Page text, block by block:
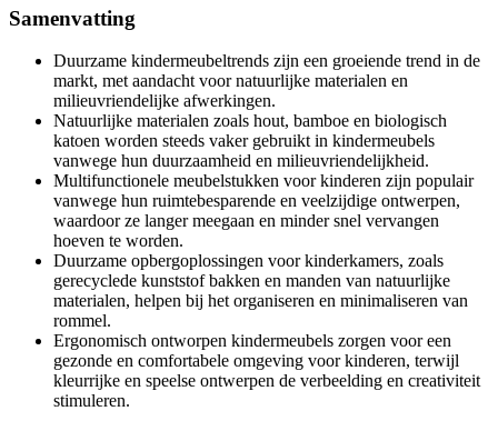
Samenvatting
Duurzame kindermeubeltrends zijn een groeiende trend in de
markt, met aandacht voor natuurlijke materialen en
milieuvriendelijke afwerkingen.
Natuurlijke materialen zoals hout, bamboe en biologisch
katoen worden steeds vaker gebruikt in kindermeubels
vanwege hun duurzaamheid en milieuvriendelijkheid.
Multifunctionele meubelstukken voor kinderen zijn populair
vanwege hun ruimtebesparende en veelzijdige ontwerpen,
waardoor ze langer meegaan en minder snel vervangen
hoeven te worden.
Duurzame opbergoplossingen voor kinderkamers, zoals
gerecyclede kunststof bakken en manden van natuurlijke
materialen, helpen bij het organiseren en minimaliseren van
rommel.
Ergonomisch ontworpen kindermeubels zorgen voor een
gezonde en comfortabele omgeving voor kinderen, terwijl
kleurrijke en speelse ontwerpen de verbeelding en creativiteit
stimuleren.